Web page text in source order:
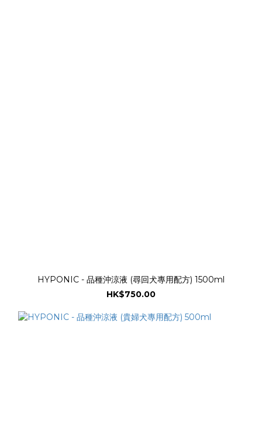
HYPONIC - 品種沖涼液 (尋回犬專用配方) 1500ml
HK$750.00